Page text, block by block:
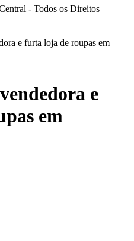
- Todos os Direitos
e furta loja de roupas em
e
em